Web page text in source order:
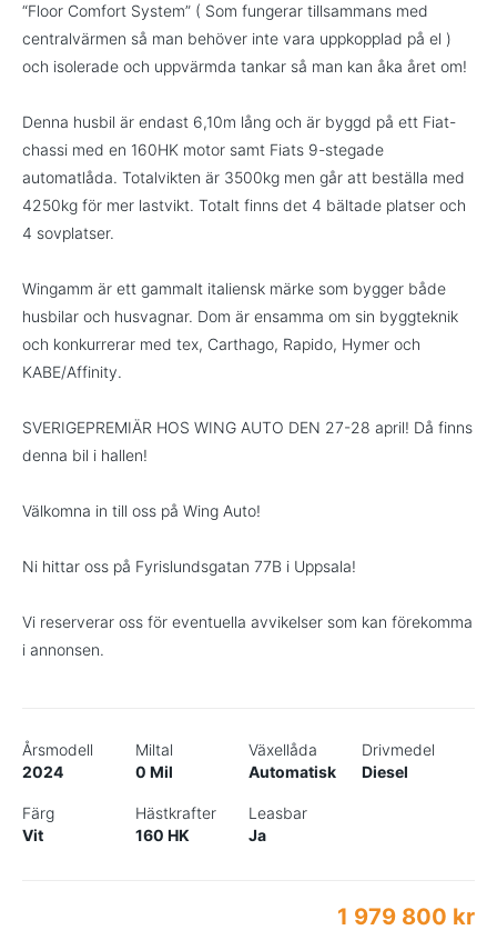
“Floor Comfort System” ( Som fungerar tillsammans med
centralvärmen så man behöver inte vara uppkopplad på el )
och isolerade och uppvärmda tankar så man kan åka året om!
Denna husbil är endast 6,10m lång och är byggd på ett Fiat-
chassi med en 160HK motor samt Fiats 9-stegade
automatlåda. Totalvikten är 3500kg men går att beställa med
4250kg för mer lastvikt. Totalt finns det 4 bältade platser och
4 sovplatser.
Wingamm är ett gammalt italiensk märke som bygger både
husbilar och husvagnar. Dom är ensamma om sin byggteknik
och konkurrerar med tex, Carthago, Rapido, Hymer och
KABE/Affinity.
SVERIGEPREMIÄR HOS WING AUTO DEN 27-28 april! Då finns
denna bil i hallen!
Välkomna in till oss på Wing Auto!
Ni hittar oss på Fyrislundsgatan 77B i Uppsala!
Vi reserverar oss för eventuella avvikelser som kan förekomma
i annonsen.
Årsmodell
2024
Miltal
0 Mil
Växellåda
Automatisk
Drivmedel
Diesel
Färg
Vit
Hästkrafter
160 HK
Leasbar
Ja
1 979 800 kr